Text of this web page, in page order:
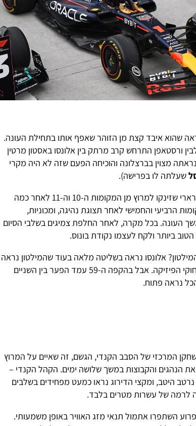
שהוא איבד קצת מן הזוהר שאפף אותו בתחילת העונה.
ורסטאפן התרחש קרב מרתק בין אלונסו באסטון מרטין
מצוין בברצלונה והוכיחה הפעם שזה לא היה מקרי
שעלתה לו בפרישה).
ביניהם נלחמו גם צמד הנהגים של פרארי שזינקו למרוץ מן המקומות ה-10 וה-11 לאחר כמה
הרביעי והחמישי לאחר תצוגת נהיגה, ומכוניות,
העונה. בכל מקרה, לאחר החלפת צמיגים בשלבי הסיום
ביותר ולקח לעצמו נקודת בונוס.
אלונסו נראה בשליטה מלאה בעוד שהמילטון נראה
מספר פעמים נאבק במכונית שלו ובחוקי הפיזיקה. אבל בהקפה ה-59 עמד הפער בין השניים
נראה פתוח.
המרכזי של הסבב הקנדי, הגשם, זה שאיים על המרוץ
את הנהגים והקבוצות במשך שלושה ימים. הקהל הקנדי –
של 345,000 צופים – נרטב היטב, ומקצי הדירוג נראו כמעט מפחידים בשלבים
לרמה של עשרות מטרים בלבד.
השתפרו אתמול תנאי מזג האוויר באופן משמעותי.